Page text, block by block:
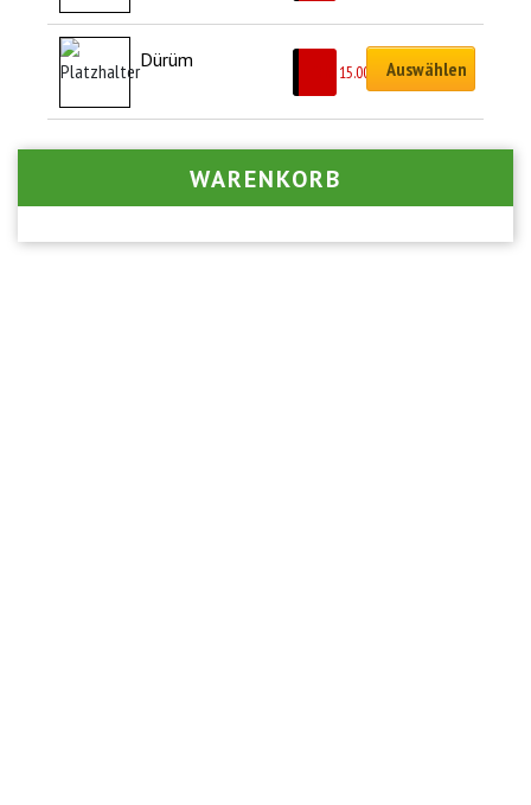
Dürüm
15.00 Auswählen
WARENKORB